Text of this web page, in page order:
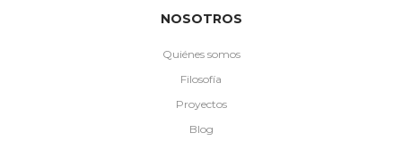
NOSOTROS
Quiénes somos
Filosofía
Proyectos
Blog